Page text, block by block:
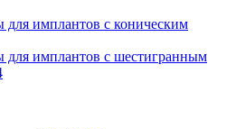
для имплантов с коническим
для имплантов с шестигранным